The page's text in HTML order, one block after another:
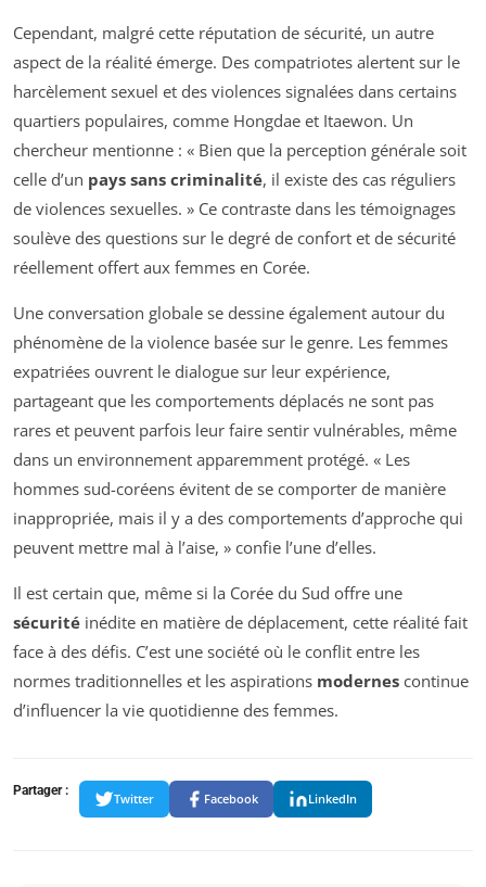
Cependant, malgré cette réputation de sécurité, un autre
aspect de la réalité émerge. Des compatriotes alertent sur le
harcèlement sexuel et des violences signalées dans certains
quartiers populaires, comme Hongdae et Itaewon. Un
chercheur mentionne : « Bien que la perception générale soit
celle d’un pays sans criminalité, il existe des cas réguliers
de violences sexuelles. » Ce contraste dans les témoignages
soulève des questions sur le degré de confort et de sécurité
réellement offert aux femmes en Corée.
Une conversation globale se dessine également autour du
phénomène de la violence basée sur le genre. Les femmes
expatriées ouvrent le dialogue sur leur expérience,
partageant que les comportements déplacés ne sont pas
rares et peuvent parfois leur faire sentir vulnérables, même
dans un environnement apparemment protégé. « Les
hommes sud-coréens évitent de se comporter de manière
inappropriée, mais il y a des comportements d’approche qui
peuvent mettre mal à l’aise, » confie l’une d’elles.
Il est certain que, même si la Corée du Sud offre une
sécurité inédite en matière de déplacement, cette réalité fait
face à des défis. C’est une société où le conflit entre les
normes traditionnelles et les aspirations modernes continue
d’influencer la vie quotidienne des femmes.
Partager :
Twitter Facebook LinkedIn